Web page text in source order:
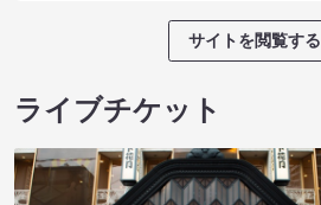
サイトを閲覧する
ライブチケット